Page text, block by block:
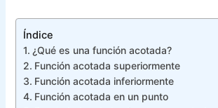
Índice
¿Qué es una función acotada?
Función acotada superiormente
Función acotada inferiormente
Función acotada en un punto